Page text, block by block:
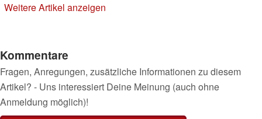
Weitere Artikel anzeigen
Kommentare
Fragen, Anregungen, zusätzliche Informationen zu diesem
Artikel? - Uns interessiert Deine Meinung (auch ohne
Anmeldung möglich)!